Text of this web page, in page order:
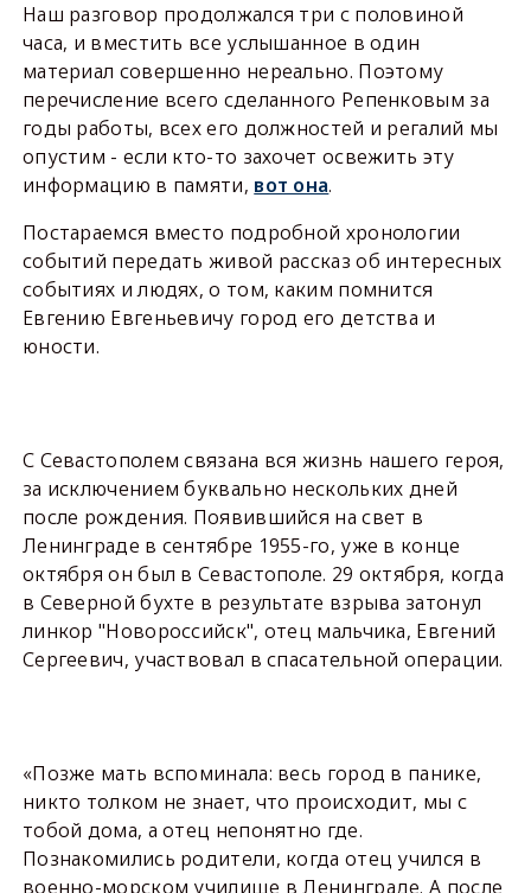
Наш разговор продолжался три с половиной
часа, и вместить все услышанное в один
материал совершенно нереально. Поэтому
перечисление всего сделанного Репенковым за
годы работы, всех его должностей и регалий мы
опустим - если кто-то захочет освежить эту
информацию в памяти, вот она.
Постараемся вместо подробной хронологии
событий передать живой рассказ об интересных
событиях и людях, о том, каким помнится
Евгению Евгеньевичу город его детства и
юности.
С Севастополем связана вся жизнь нашего героя,
за исключением буквально нескольких дней
после рождения. Появившийся на свет в
Ленинграде в сентябре 1955-го, уже в конце
октября он был в Севастополе. 29 октября, когда
в Северной бухте в результате взрыва затонул
линкор "Новороссийск", отец мальчика, Евгений
Сергеевич, участвовал в спасательной операции.
«Позже мать вспоминала: весь город в панике,
никто толком не знает, что происходит, мы с
тобой дома, а отец непонятно где.
Познакомились родители, когда отец учился в
военно-морском училище в Ленинграде. А после